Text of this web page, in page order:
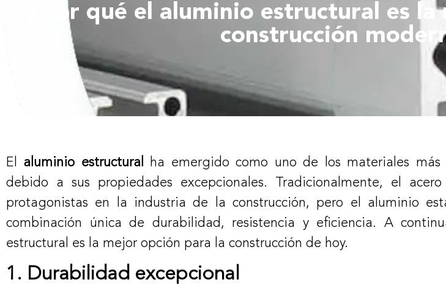
¿Por qué el aluminio estructural es
construcción
El aluminio estructural
ha emergido como uno de los materiales más
debido a sus propiedades excepcionales. Tradicionalmente, el
protagonistas en la industria de la construcción, pero el aluminio
combinación única de durabilidad, resistencia y eficiencia. A
estructural es la mejor opción para la construcción de hoy.
1. Durabilidad excepcional